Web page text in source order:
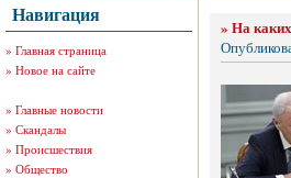
Навигация
» Главная страница
» Новое на сайте
» Главные новости
» Скандалы
» Происшествия
» Общество
» На